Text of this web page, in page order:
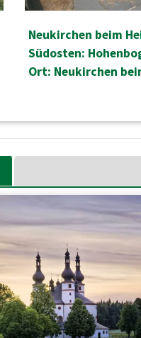
Neukirchen beim
Südosten:
Ort: Neukirchen